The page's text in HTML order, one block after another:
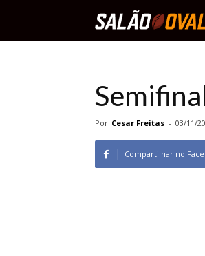
Por Cesar Freitas - 03/11/
Compartilhar no